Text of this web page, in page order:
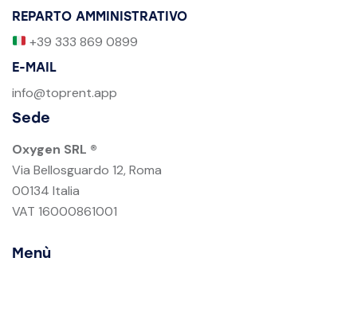
REPARTO AMMINISTRATIVO
+39 333 869 0899
E-MAIL
info@toprent.app
Sede
Oxygen SRL ®
Via Bellosguardo 12, Roma
00134 Italia
VAT 16000861001
Menù